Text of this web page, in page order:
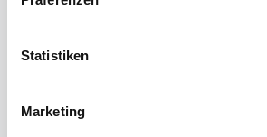
Statistiken
Marketing
Laufschiene und Rollapparate Typ 50
Geburtshelfer-Produktvideo
Laufschienen